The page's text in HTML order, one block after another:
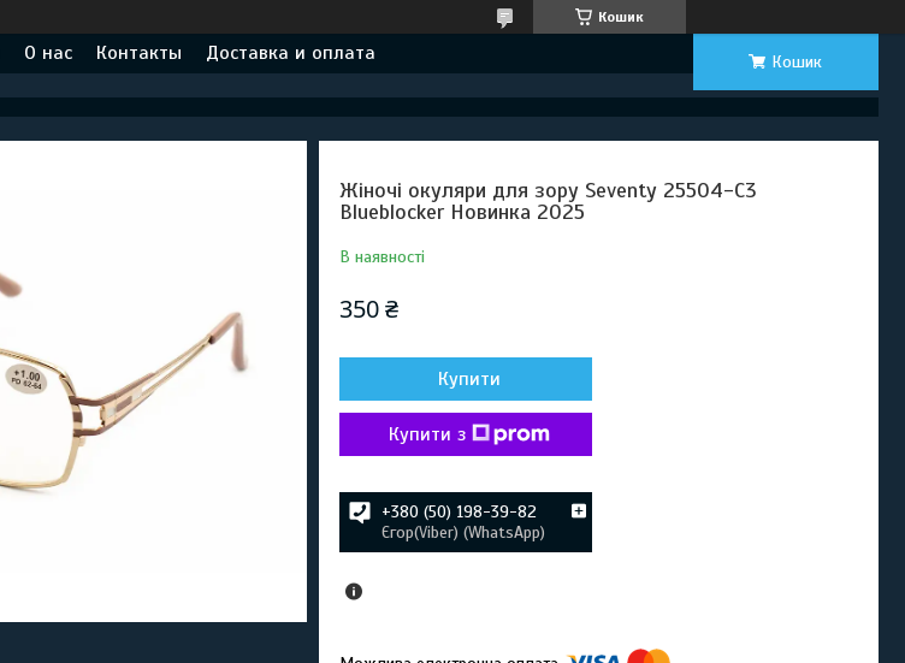
Кошик
О нас Контакты Доставка и оплата Кошик
Жіночі окуляри для зору Seventy 25504-C3
Вlueblocker Новинка 2025
В наявності
350 ₴
Купити
Купити з
+380 (50) 198-39-82
Єгор(Viber) (WhatsApp)